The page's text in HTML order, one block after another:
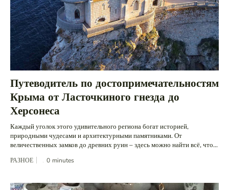
Путеводитель по достопримечательностям
Крыма от Ласточкиного гнезда до
Херсонеса
Каждый уголок этого удивительного региона богат историей,
природными чудесами и архитектурными памятниками. От
величественных замков до древних руин – здесь можно найти всё, что...
РАЗНОЕ 0 minutes